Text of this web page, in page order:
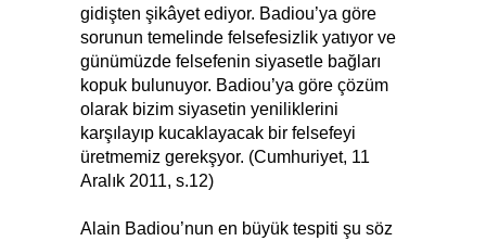
gidişten şikâyet ediyor. Badiou’ya göre
sorunun temelinde felsefesizlik yatıyor ve
günümüzde felsefenin siyasetle bağları
kopuk bulunuyor. Badiou’ya göre çözüm
olarak bizim siyasetin yeniliklerini
karşılayıp kucaklayacak bir felsefeyi
üretmemiz gerekşyor. (Cumhuriyet, 11
Aralık 2011, s.12)
Alain Badiou’nun en büyük tespiti şu söz